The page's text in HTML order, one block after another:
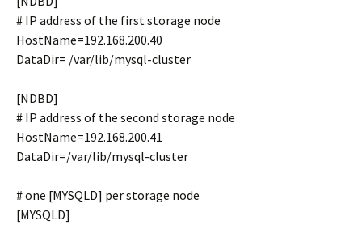
# IP address of the first storage node
HostName=192.168.200.40
DataDir= /var/lib/mysql-cluster
[NDBD]
# IP address of the second storage node
HostName=192.168.200.41
DataDir=/var/lib/mysql-cluster
# one [MYSQLD] per storage node
[MYSQLD]